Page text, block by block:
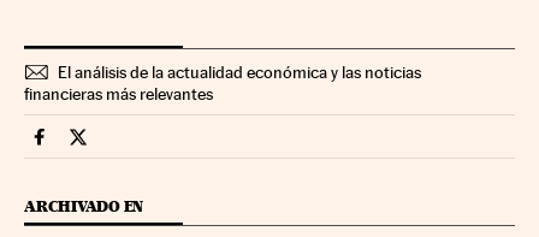
El análisis de la actualidad económica y las noticias
financieras más relevantes
Economia Cinco Días en Facebook
Economia Cinco Días en Twitter
ARCHIVADO EN